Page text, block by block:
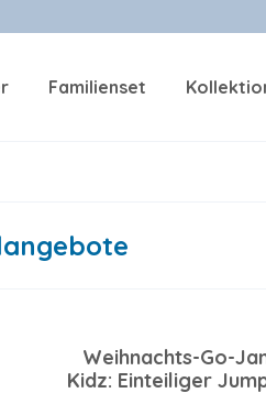
Familienset
Weihnachts-Go-
Kidz: Einteiliger